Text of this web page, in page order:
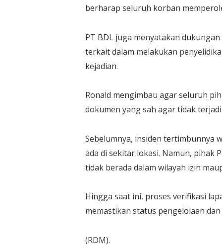
berharap seluruh korban
PT BDL juga menyatakan
terkait dalam melakukan
kejadian.
Ronald mengimbau agar seluruh
dokumen yang sah agar tidak
Sebelumnya, insiden tertimbunnya
ada di sekitar lokasi. Namun, pihak
tidak berada dalam wilayah izin
Hingga saat ini, proses verifikasi
memastikan status pengelolaan
(RDM).